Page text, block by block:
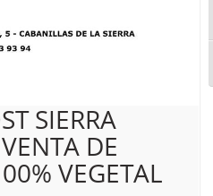
SIERRA
DE
VEGETAL